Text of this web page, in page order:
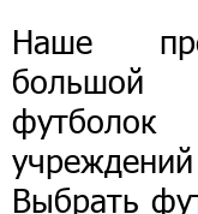
Наше
большой
Выбрать